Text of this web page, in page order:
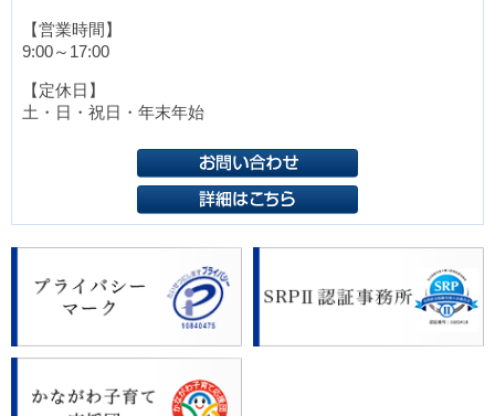
【営業時間】
9:00～17:00
【定休日】
土・日・祝日・年末年始